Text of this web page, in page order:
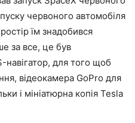
червоного автомобіля
їм знадобився
за все, це був
навігатор, для того щоб
відеокамера GoPro для
і мініатюрна копія Tesla